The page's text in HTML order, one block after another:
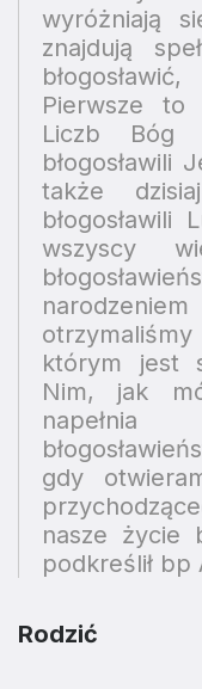
wyróżniają
znajdują
Pierwsze to
Liczb Bóg
błogosławili
także
wszyscy
którym jest
Nim, jak
gdy
nasze życie
podkreślił bp
Rodzić